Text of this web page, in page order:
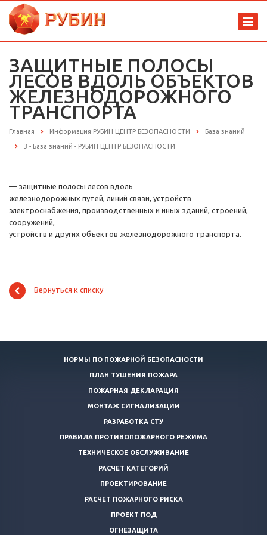
ЗАЩИТНЫЕ ПОЛОСЫ
ЛЕСОВ ВДОЛЬ ОБЪЕКТОВ
ЖЕЛЕЗНОДОРОЖНОГО
ТРАНСПОРТА
Главная Информация РУБИН ЦЕНТР БЕЗОПАСНОСТИ База знаний
З - База знаний - РУБИН ЦЕНТР БЕЗОПАСНОСТИ
— защитные полосы лесов вдоль
железнодорожных путей, линий связи, устройств
электроснабжения, производственных и иных зданий, строений,
сооружений,
устройств и других объектов железнодорожного транспорта.
Вернуться к списку
НОРМЫ ПО ПОЖАРНОЙ БЕЗОПАСНОСТИ
ПЛАН ТУШЕНИЯ ПОЖАРА
ПОЖАРНАЯ ДЕКЛАРАЦИЯ
МОНТАЖ СИГНАЛИЗАЦИИ
РАЗРАБОТКА СТУ
ПРАВИЛА ПРОТИВОПОЖАРНОГО РЕЖИМА
ТЕХНИЧЕСКОЕ ОБСЛУЖИВАНИЕ
РАСЧЕТ КАТЕГОРИЙ
ПРОЕКТИРОВАНИЕ
РАСЧЕТ ПОЖАРНОГО РИСКА
ПРОЕКТ ПОД
ОГНЕЗАЩИТА